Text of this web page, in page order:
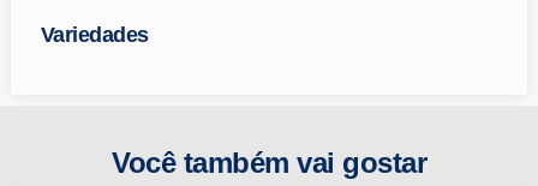
Variedades
Você também vai gostar